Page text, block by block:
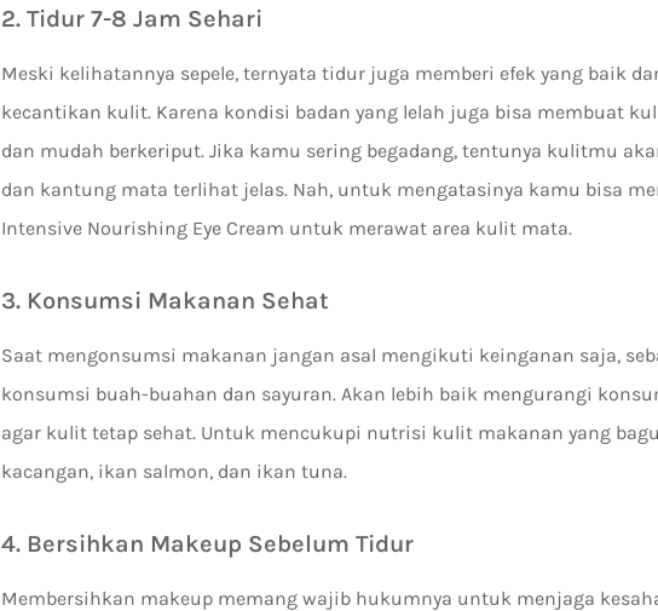
2. Tidur 7-8 Jam Sehari
Meski kelihatannya sepele, ternyata tidur juga memberi efek yang baik
kecantikan kulit. Karena kondisi badan yang lelah juga bisa membuat
dan mudah berkeriput. Jika kamu sering begadang, tentunya kulitmu
dan kantung mata terlihat jelas. Nah, untuk mengatasinya kamu bisa
Intensive Nourishing Eye Cream untuk merawat area kulit mata.
3. Konsumsi Makanan Sehat
Saat mengonsumsi makanan jangan asal mengikuti keinganan saja,
konsumsi buah-buahan dan sayuran. Akan lebih baik mengurangi
agar kulit tetap sehat. Untuk mencukupi nutrisi kulit makanan yang
kacangan, ikan salmon, dan ikan tuna.
4. Bersihkan Makeup Sebelum Tidur
Membersihkan makeup memang wajib hukumnya untuk menjaga